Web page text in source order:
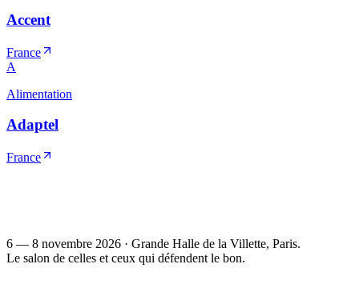
Accent
France
A
Alimentation
Adaptel
France
6 — 8 novembre 2026 · Grande Halle de la Villette, Paris.
Le salon de celles et ceux qui défendent le bon.